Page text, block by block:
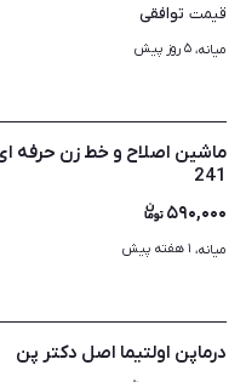
قیمت توافقی
میانه، ۵ روز پیش
241
۵۹۰,۰۰۰
میانه، ۱ هفته پیش
درماپن اولتیما اصل دکتر پن